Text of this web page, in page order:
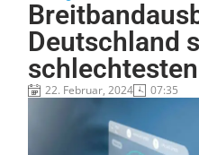
Deutschland
22. Februar, 2024 07:35